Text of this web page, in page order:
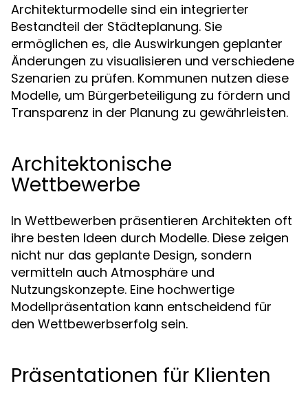
Architekturmodelle sind ein integrierter
Bestandteil der Städteplanung. Sie
ermöglichen es, die Auswirkungen geplanter
Änderungen zu visualisieren und verschiedene
Szenarien zu prüfen. Kommunen nutzen diese
Modelle, um Bürgerbeteiligung zu fördern und
Transparenz in der Planung zu gewährleisten.
Architektonische
Wettbewerbe
In Wettbewerben präsentieren Architekten oft
ihre besten Ideen durch Modelle. Diese zeigen
nicht nur das geplante Design, sondern
vermitteln auch Atmosphäre und
Nutzungskonzepte. Eine hochwertige
Modellpräsentation kann entscheidend für
den Wettbewerbserfolg sein.
Präsentationen für Klienten